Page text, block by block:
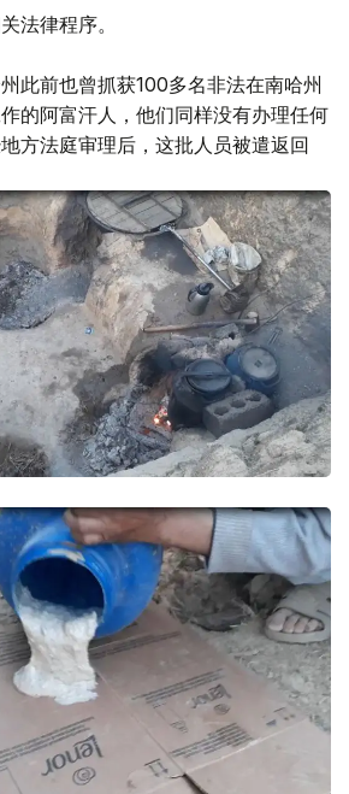
法律程序。
此前也曾抓获100多名非法在南哈州
的阿富汗人，他们同样没有办理任何
方法庭审理后，这批人员被遣返回